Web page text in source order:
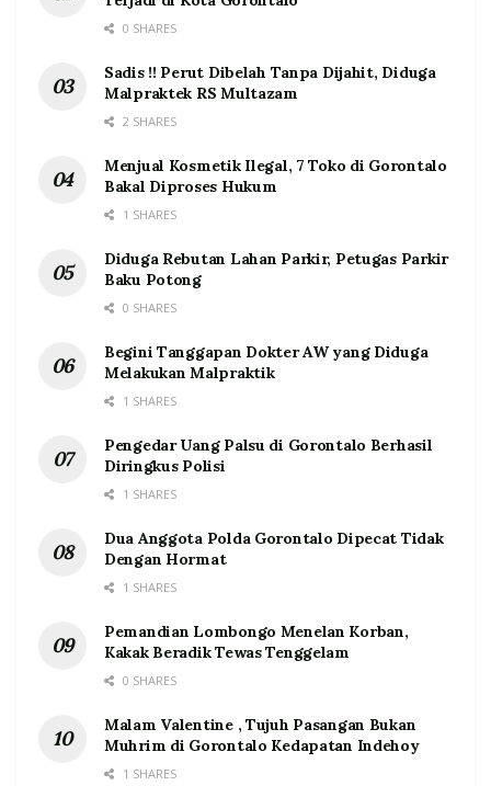
0 SHARES
Sadis !! Perut Dibelah Tanpa Dijahit, Diduga
Malpraktek RS Multazam
2 SHARES
Menjual Kosmetik Ilegal, 7 Toko di Gorontalo
Bakal Diproses Hukum
1 SHARES
Diduga Rebutan Lahan Parkir, Petugas Parkir
Baku Potong
0 SHARES
Begini Tanggapan Dokter AW yang Diduga
Melakukan Malpraktik
1 SHARES
Pengedar Uang Palsu di Gorontalo Berhasil
Diringkus Polisi
1 SHARES
Dua Anggota Polda Gorontalo Dipecat Tidak
Dengan Hormat
1 SHARES
Pemandian Lombongo Menelan Korban,
Kakak Beradik Tewas Tenggelam
0 SHARES
Malam Valentine , Tujuh Pasangan Bukan
Muhrim di Gorontalo Kedapatan Indehoy
1 SHARES